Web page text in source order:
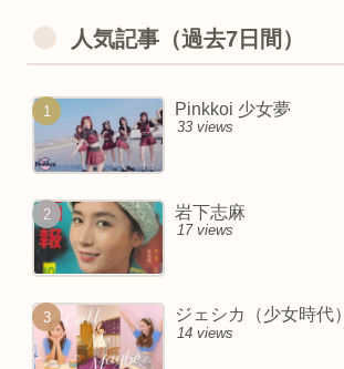
人気記事（過去7日間）
Pinkkoi 少女夢
33 views
岩下志麻
17 views
ジェシカ（少女時代）
14 views